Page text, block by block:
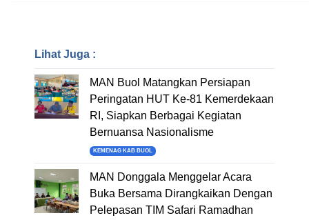
Lihat Juga :
MAN Buol Matangkan Persiapan
Peringatan HUT Ke-81 Kemerdekaan
RI, Siapkan Berbagai Kegiatan
Bernuansa Nasionalisme
KEMENAG KAB BUOL
MAN Donggala Menggelar Acara
Buka Bersama Dirangkaikan Dengan
Pelepasan TIM Safari Ramadhan